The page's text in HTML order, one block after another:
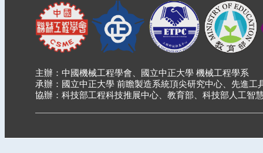
主辦：中國機械工程學會、國立中正大學 機械工程學系
承辦：國立中正大學 前瞻製造系統頂尖研究中心、先進
協辦：科技部工程科技推展中心、教育部、科技部人工智